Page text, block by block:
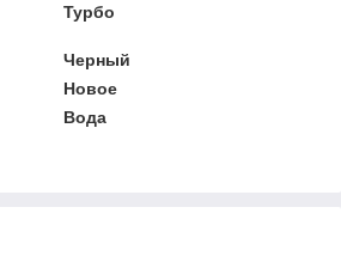
Турбо
Черный
Новое
Вода